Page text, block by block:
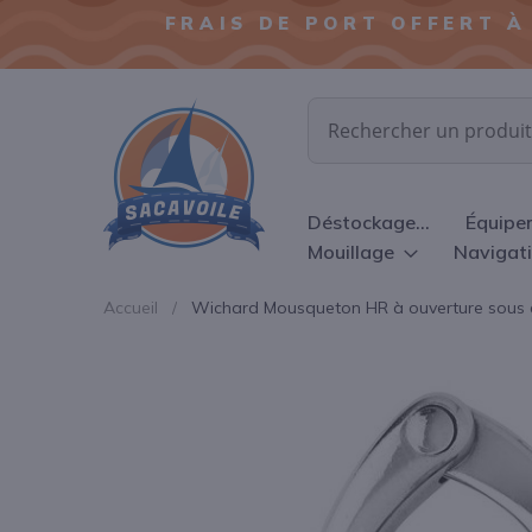
FRAIS DE PORT OFFERT
Chercher
Déstockage...
Mouillage
Accueil Wichard Mousqueton HR à ouverture